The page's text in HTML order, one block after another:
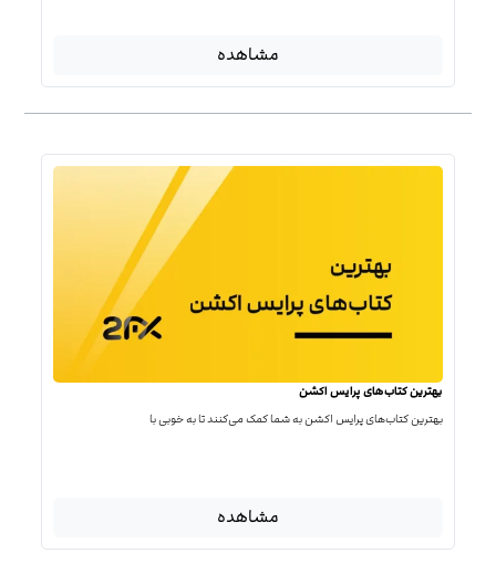
مشاهده
بهترین کتاب‌‌های پرایس اکشن
بهترین کتاب‌‌های پرایس اکشن به شما کمک می‌کنند تا به خوبی با
مشاهده